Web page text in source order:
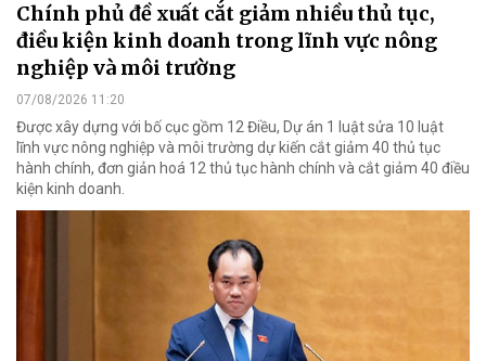
Chính phủ đề xuất cắt giảm nhiều thủ tục,
điều kiện kinh doanh trong lĩnh vực nông
nghiệp và môi trường
07/08/2026 11:20
Được xây dựng với bố cục gồm 12 Điều, Dự án 1 luật sửa 10 luật
lĩnh vực nông nghiệp và môi trường dự kiến cắt giảm 40 thủ tục
hành chính, đơn giản hoá 12 thủ tục hành chính và cắt giảm 40 điều
kiện kinh doanh.